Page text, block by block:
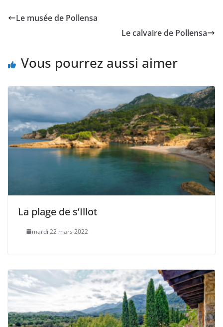
Le musée de Pollensa
Le calvaire de Pollensa
Vous pourrez aussi aimer
La plage de s’Illot
mardi 22 mars 2022